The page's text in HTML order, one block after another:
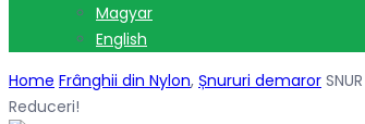
Magyar
English
Home Frânghii din Nylon, Șnururi demaror
Reduceri!